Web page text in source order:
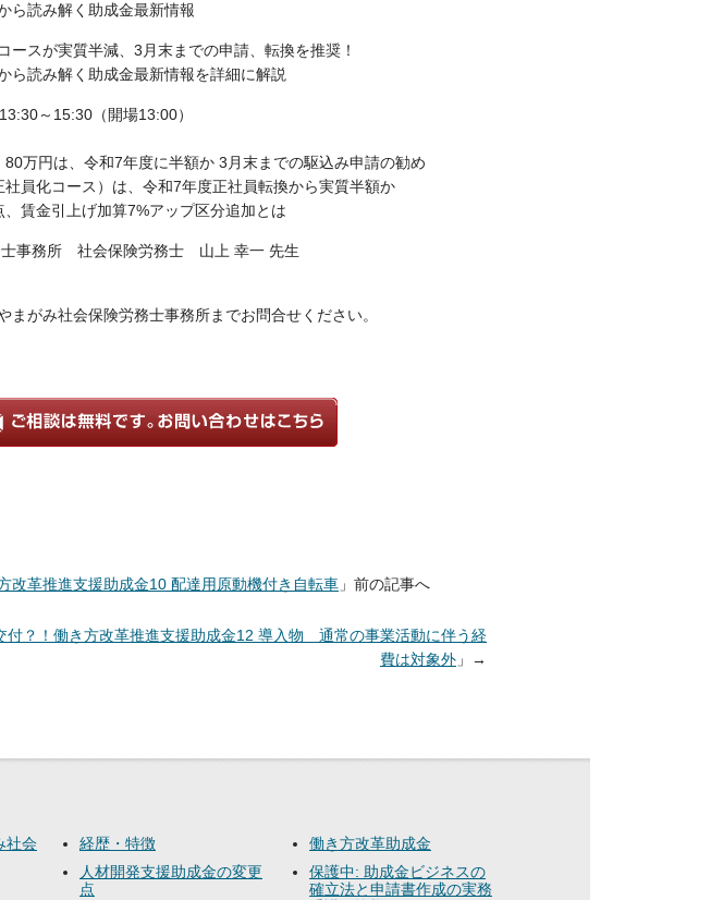
ら読み解く助成金最新情報
ースが実質半減、3月末までの申請、転換を推奨！
ら読み解く助成金最新情報を詳細に解説
～15:30（開場13:00）
万円は、令和7年度に半額か 3月末までの駆込み申請の勧め
員化コース）は、令和7年度正社員転換から実質半額か
賃金引上げ加算7%アップ区分追加とは
士事務所 社会保険労務士 山上 幸一 先生
まがみ社会保険労務士事務所までお問合せください。
改革推進支援助成金10 配達用原動機付き自転車 」前の記事へ
付？！働き方改革推進支援助成金12 導入物 通常の事業活動に伴う経
費は対象外 」→
社会
経歴・特徴
人材開発支援助成金の変更
点
働き方改革助成金
保護中: 助成金ビジネスの
確立法と申請書作成の実務